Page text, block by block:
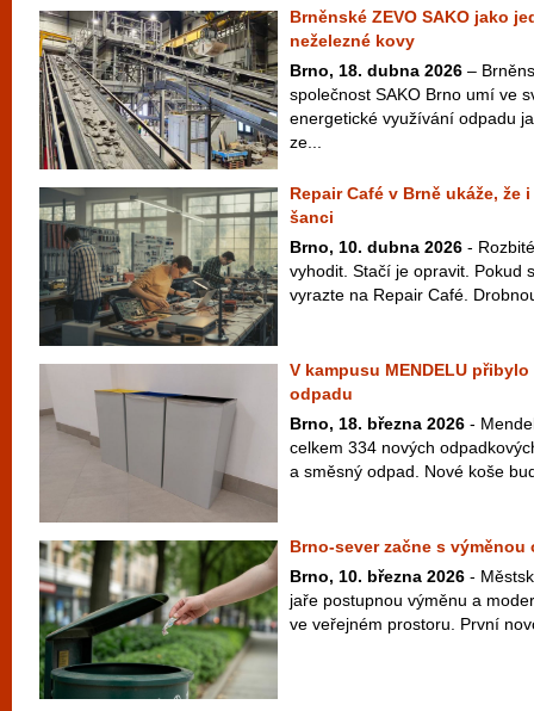
Brněnské ZEVO SAKO jako
neželezné kovy
Brno, 18. dubna 2026 –
společnost SAKO Brno umí ve
energetické využívání odpadu
ze...
Repair Café v Brně ukáže,
šanci
Brno, 10. dubna 2026 -
vyhodit. Stačí je opravit. Pokud
vyrazte na Repair Café.
V kampusu MENDELU
odpadu
Brno, 18. března 2026 -
celkem 334 nových
a směsný odpad. Nové koše
Brno-sever začne s
Brno, 10. března 2026 -
jaře postupnou výměnu a
ve veřejném prostoru. První